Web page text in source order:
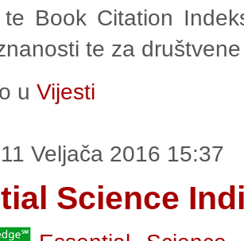
te Book Citation
te za
u Vijesti
Veljača 2016 15:37
Science